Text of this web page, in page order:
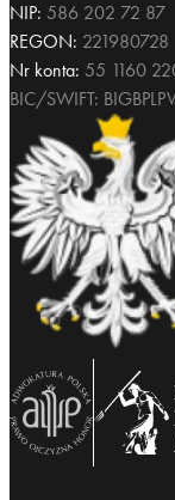
NIP: 586 202 72 87
REGON: 221980728
Nr konta: 55 1160
BIC/SWIFT: